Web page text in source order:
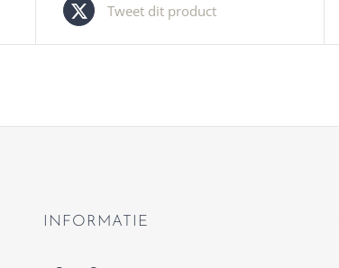
Tweet dit product
INFORMATIE